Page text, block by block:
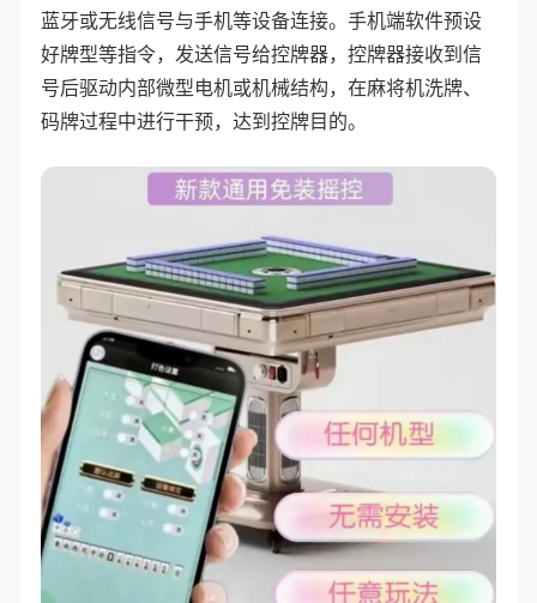
蓝牙或无线信号与手机等设备连接。手机端软件预设
好牌型等指令，发送信号给控牌器，控牌器接收到信
号后驱动内部微型电机或机械结构，在麻将机洗牌、
码牌过程中进行干预，达到控牌目的。